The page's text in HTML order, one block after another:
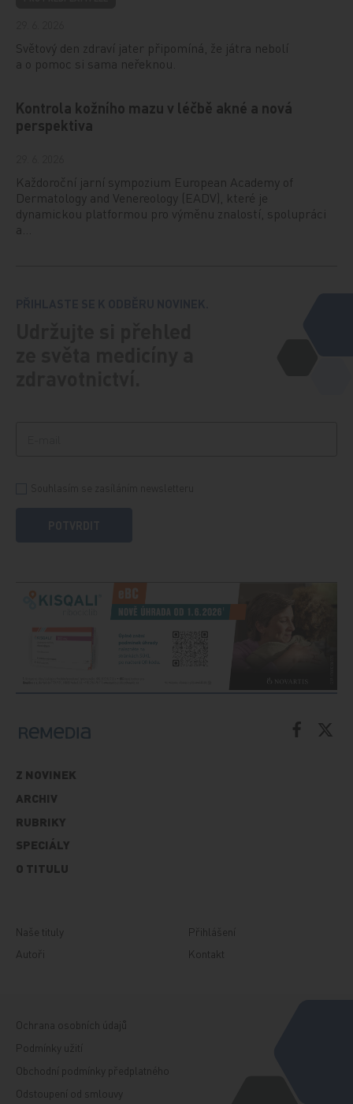
Světový den zdraví jater připomíná, že játra nebolí
a o pomoc si sama neřeknou.
Kontrola kožního mazu v léčbě akné a nová
perspektiva
Každoroční jarní sympozium European Academy of
Dermatology and Venereology (EADV), které je
dynamickou platformou pro výměnu znalostí, spolupráci
a…
Z NOVINEK
ARCHIV
RUBRIKY
SPECIÁLY
O TITULU
Naše tituly
Autoři
Přihlášení
Kontakt
Ochrana osobních údajů
Podmínky užití
Obchodní podmínky předplatného
Odstoupení od smlouvy